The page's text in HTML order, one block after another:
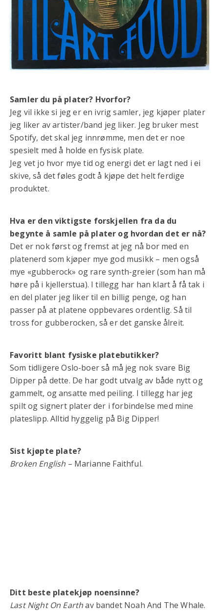
Samler du på plater? Hvorfor?
Jeg vil ikke si jeg er en ivrig samler, jeg kjøper plater
jeg liker av artister/band jeg liker. Jeg bruker mest
Spotify, det skal jeg innrømme, men det er noe
spesielt med å holde en fysisk plate.
Jeg vet jo hvor mye tid og energi det er lagt ned i ei
skive, så det føles godt å kjøpe det helt ferdige
produktet.
Hva er den viktigste forskjellen fra da du
begynte å samle på plater og hvordan det er nå?
Det er nok først og fremst at jeg nå bor med en
platenerd som kjøper mye god musikk – men også
mye «gubberock» og rare synth-greier (som han må
høre på i kjellerstua). I tillegg har han klart å få tak i
en del plater jeg liker til en billig penge, og han
passer på at platene oppbevares ordentlig. Så til
tross for gubberocken, så er det ganske ålreit.
Favoritt blant fysiske platebutikker?
Som tidligere Oslo-boer så må jeg nok svare Big
Dipper på dette. De har godt utvalg av både nytt og
gammelt, og ansatte med peiling. I tillegg har jeg
spilt og signert plater der i forbindelse med mine
plateslipp. Alltid hyggelig på Big Dipper!
Sist kjøpte plate?
Broken English – Marianne Faithful.
Ditt beste platekjøp noensinne?
Last Night On Earthav bandet Noah And The Whale.